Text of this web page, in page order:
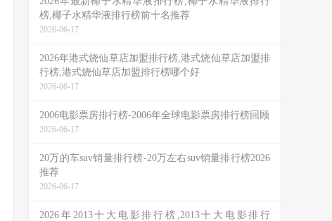
榜,椰子水精华液排行榜前十名推荐
2026-06-17
2026年港式烧仙草店加盟排行榜,港式烧仙草店加盟排
行榜,港式烧仙草店加盟排行榜哪个好
2026-06-17
2006电影票房排行榜-2006年全球电影票房排行榜回顾
2026-06-17
20万的车suv销量排行榜-20万左右suv销量排行榜2026
推荐
2026-06-17
2026年2013十大电影排行榜,2013十大电影排行